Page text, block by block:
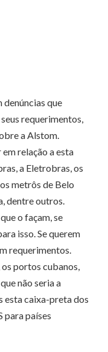
denúncias que
requerimentos,
a Alstom.
relação a esta
a Eletrobras, os
metrôs de Belo
dentre outros.
o façam, se
isso. Se querem
requerimentos.
portos cubanos,
não seria a
esta caixa-preta dos
para países